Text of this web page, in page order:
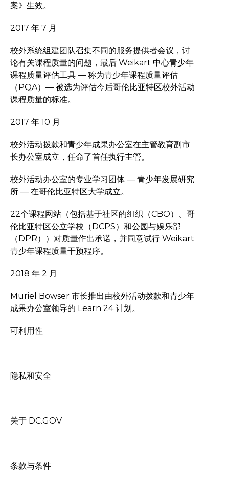
案》生效。
2017 年 7 月
校外系统组建团队召集不同的服务提供者会议，讨
论有关课程质量的问题，最后 Weikart 中心青少年
课程质量评估工具 — 称为青少年课程质量评估
（PQA）— 被选为评估今后哥伦比亚特区校外活动
课程质量的标准。
2017 年 10 月
校外活动拨款和青少年成果办公室在主管教育副市
长办公室成立，任命了首任执行主管。
校外活动办公室的专业学习团体 — 青少年发展研究
所 — 在哥伦比亚特区大学成立。
22个课程网站（包括基于社区的组织（CBO）、哥
伦比亚特区公立学校（DCPS）和公园与娱乐部
（DPR））对质量作出承诺，并同意试行 Weikart
青少年课程质量干预程序。
2018 年 2 月
Muriel Bowser 市长推出由校外活动拨款和青少年
成果办公室领导的 Learn 24 计划。
可利用性
隐私和安全
关于 DC.GOV
条款与条件